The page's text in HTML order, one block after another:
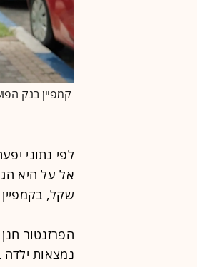
קמפיין בנק
לפי נתוני
שקל,
הפרזנטור